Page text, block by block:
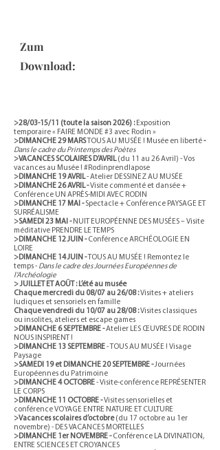
Zum
Download:
>28/03-15/11 (toute la saison 2026) :Exposition
temporaire « FAIRE MONDE #3 avec Rodin »
>DIMANCHE 29 MARS TOUS AU MUSÉE ! Musée en liberté-
Dans le cadre du Printemps des Poètes
>VACANCES SCOLAIRES D’AVRIL(du 11 au 26 Avril) - Vos
vacances au Musée ! #Rodinprendlapose
>DIMANCHE 19 AVRIL- Atelier DESSINEZ AU MUSÉE
>DIMANCHE 26 AVRIL -Visite commenté et dansée +
Conférence UN APRÈS-MIDI AVEC RODIN
>DIMANCHE 17 MAI -Spectacle + Conférence PAYSAGE ET
SURRÉALISME
>SAMEDI 23 MAI - NUIT EUROPÉENNE DES MUSÉES– Visite
méditative PRENDRE LE TEMPS
>DIMANCHE 12 JUIN -Conférence ARCHÉOLOGIE EN
LOIRE
>DIMANCHE 14 JUIN - TOUS AU MUSÉE ! Remontez le
temps - Dans le cadre des Journées Européennes de
l’Archéologie
> JUILLET ET AOÛT : L’été au musée
Chaque mercredi du 08/07 au 26/08 :Visites + ateliers
ludiques et sensoriels en famille
Chaque vendredi du 10/07 au 28/08 :Visites classiques
ou insolites, ateliers et escape games
>DIMANCHE 6 SEPTEMBRE -Atelier LES ŒUVRES DE RODIN
NOUS INSPIRENT !
>DIMANCHE 13 SEPTEMBRE- TOUS AU MUSÉE ! Visage
Paysage
>SAMEDI 19 et DIMANCHE 20 SEPTEMBRE -Journées
Européennes du Patrimoine
>DIMANCHE 4 OCTOBRE- Visite-conférence REPRÉSENTER
LE CORPS
>DIMANCHE 11 OCTOBRE -Visites sensorielles et
conférence VOYAGE ENTRE NATURE ET CULTURE
>Vacances scolaires d’octobre(du 17 octobre au 1er
novembre) - DES VACANCES MORTELLES
>DIMANCHE 1er NOVEMBRE -Conférence LA DIVINATION,
ENTRE SCIENCES ET CROYANCES